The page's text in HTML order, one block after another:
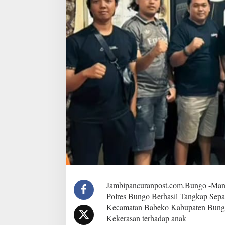
T
e
k
a
b
P
o
l
r
e
s
B
u
B
e
h
a
s
i
l
Jambipancuranpost.com.Bungo -
Polres Bungo Berhasil Tangkap
Kecamatan Babeko Kabupaten
Kekerasan terhadap anak